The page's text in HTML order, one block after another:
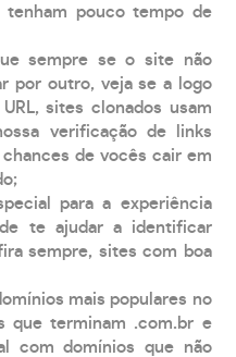
tenham pouco tempo de
sempre se o site não
por outro, veja se a logo
sites clonados usam
verificação de links
de vocês cair em
para a experiência
te ajudar a identificar
sempre, sites com boa
mais populares no
que terminam .com.br e
com domínios que não